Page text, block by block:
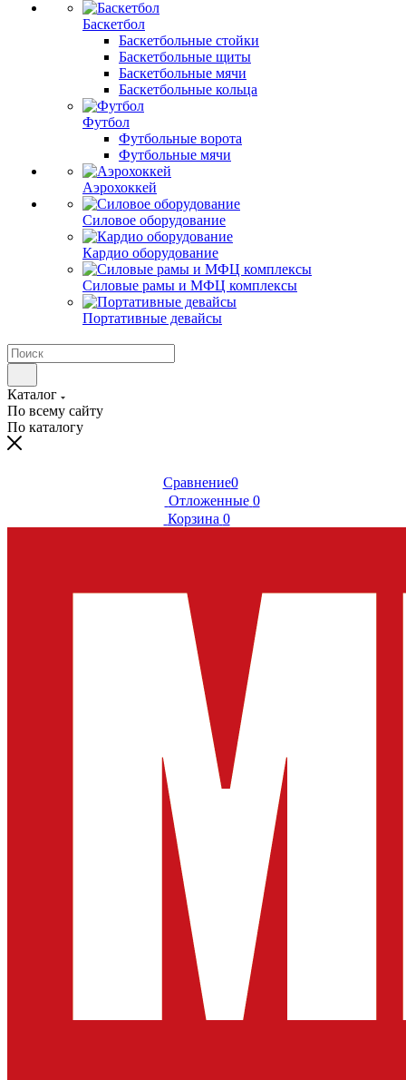
Баскетбол
Баскетбольные стойки
Баскетбольные щиты
Баскетбольные мячи
Баскетбольные кольца
Футбол
Футбольные ворота
Футбольные мячи
Аэрохоккей
Силовое оборудование
Кардио оборудование
Силовые рамы и МФЦ комплексы
Портативные девайсы
Каталог
По всему сайту
По каталогу
Сравнение0
Отложенные 0
Корзина 0